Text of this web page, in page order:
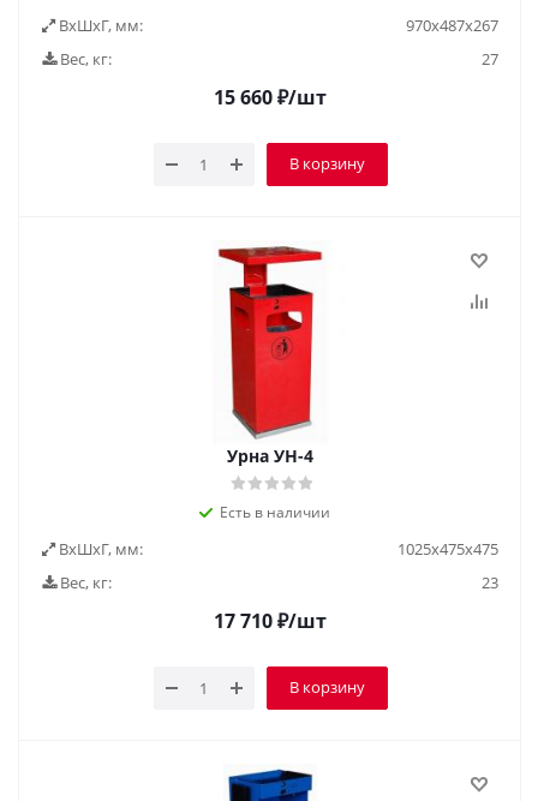
ВxШxГ, мм:
970х487х267
Вес, кг:
27
15 660₽/шт
В корзину
Урна УН-4
Есть в наличии
ВxШxГ, мм:
1025х475х475
Вес, кг:
23
17 710₽/шт
В корзину